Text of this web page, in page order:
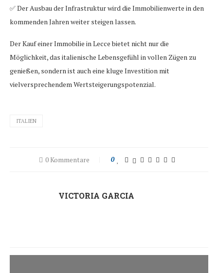
✅ Der Ausbau der Infrastruktur wird die Immobilienwerte in den
kommenden Jahren weiter steigen lassen.
Der Kauf einer Immobilie in Lecce bietet nicht nur die
Möglichkeit, das italienische Lebensgefühl in vollen Zügen zu
genießen, sondern ist auch eine kluge Investition mit
vielversprechendem Wertsteigerungspotenzial.
ITALIEN
0 Kommentare 0
VICTORIA GARCIA